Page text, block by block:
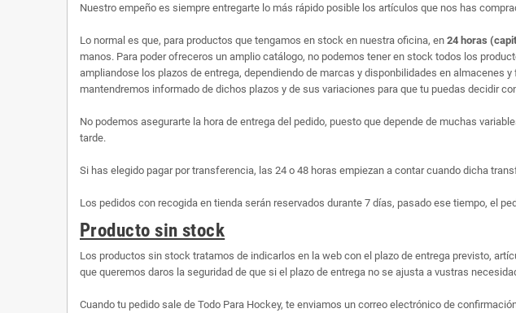
Nuestro empeño es siempre entregarte lo más rápido posible los artículos que nos has
Lo normal es que, para productos que tengamos en stock en nuestra oficina, en 24 horas
manos. Para poder ofreceros un amplio catálogo, no podemos tener en stock todos los
ampliandose los plazos de entrega, dependiendo de marcas y disponbilidades en almacenes y
mantendremos informado de dichos plazos y de sus variaciones para que tu puedas decidir
No podemos asegurarte la hora de entrega del pedido, puesto que depende de muchas
tarde.
Si has elegido pagar por transferencia, las 24 o 48 horas empiezan a contar cuando dicha
Los pedidos con recogida en tienda serán reservados durante 7 días, pasado ese tiempo, el
Producto sin stock
Los productos sin stock tratamos de indicarlos en la web con el plazo de entrega previsto,
que queremos daros la seguridad de que si el plazo de entrega no se ajusta a vustras
Cuando tu pedido sale de Todo Para Hockey, te enviamos un correo electrónico de